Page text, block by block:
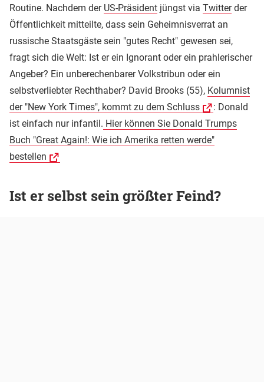
Routine. Nachdem der US-Präsident jüngst via Twitterder
Öffentlichkeit mitteilte, dass sein Geheimnisverrat an
russische Staatsgäste sein "gutes Recht" gewesen sei,
fragt sich die Welt: Ist er ein Ignorant oder ein prahlerischer
Angeber? Ein unberechenbarer Volkstribun oder ein
selbstverliebter Rechthaber? David Brooks (55), Kolumnist
der "New York Times", kommt zu dem Schluss
: Donald
ist einfach nur infantil. Hier können Sie Donald Trumps
Buch "Great Again!: Wie ich Amerika retten werde"
bestellen
Ist er selbst sein größter Feind?